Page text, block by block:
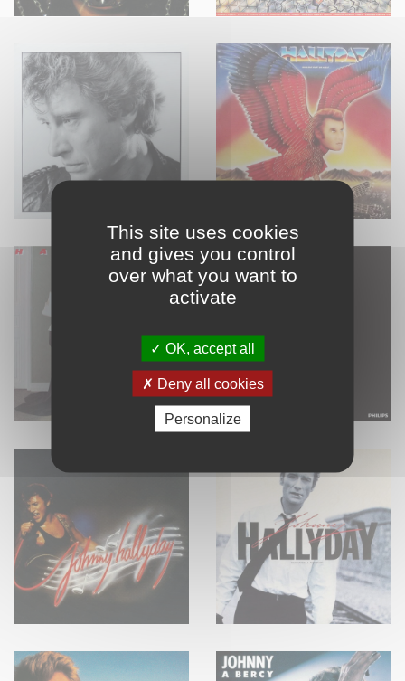
This site uses cookies
and gives you control
over what you want to
activate
OK, accept all
Deny all cookies
Personalize